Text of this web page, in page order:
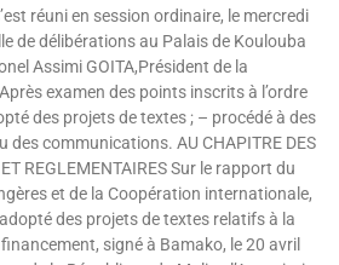
réuni en session ordinaire, le mercredi
de délibérations au Palais de Koulouba
Assimi GOITA,Président de la
examen des points inscrits à l’ordre
des projets de textes ; – procédé à des
des communications. AU CHAPITRE DES
REGLEMENTAIRES Sur le rapport du
et de la Coopération internationale,
des projets de textes relatifs à la
signé à Bamako, le 20 avril